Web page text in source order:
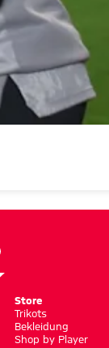
Store
Trikots
Bekleidung
Shop by Player